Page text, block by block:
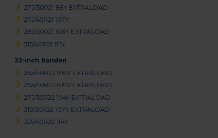
275/30R21 98Y EXTRALOAD
275/45R21 107Y
285/30R21 103Y EXTRALOAD
315/40R21 111Y
22-inch banden
265/40R22 109V EXTRALOAD
265/40R22 109V EXTRALOAD
275/35R22 104Y EXTRALOAD
315/30R22 107Y EXTRALOAD
325/40R22 114Y